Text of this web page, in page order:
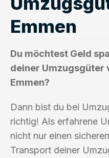
Emmen
Du möchtest Geld
deiner Umzugsgüter
Emmen?
Dann bist du bei
richtig! Als erfahrene
nicht nur einen
Transport deiner